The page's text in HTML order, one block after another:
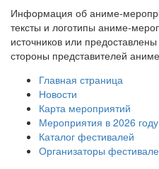
Информация об аниме-
тексты и логотипы аниме-
источников или
стороны представителей
Главная страница
Новости
Карта мероприятий
Мероприятия в 2026 году
Каталог фестивалей
Организаторы